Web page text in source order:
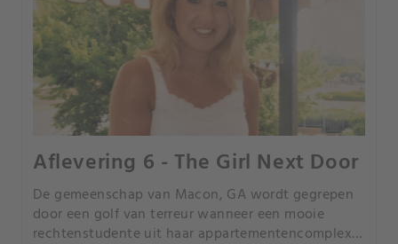
Aflevering 6 - The Girl Next Door
De gemeenschap van Macon, GA wordt gegrepen
door een golf van terreur wanneer een mooie
rechtenstudente uit haar appartementencomplex